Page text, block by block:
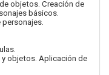
objetos. Creación de
básicos.
personajes.
objetos. Aplicación de